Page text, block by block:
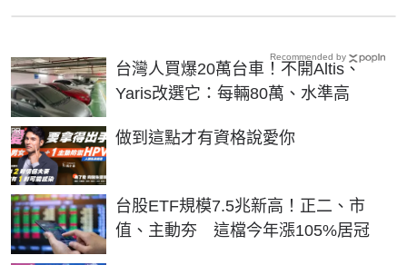
台灣人買爆20萬台車！不開Altis、
Yaris改選它：每輛80萬、水準高
做到這點才有資格說愛你
PR
台股ETF規模7.5兆新高！正二、市
值、主動夯 這檔今年漲105%居冠
Recommended by